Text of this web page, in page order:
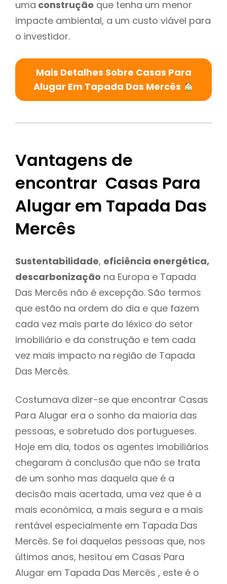
uma construção que tenha um menor
impacte ambiental, a um custo viável para
o investidor.
Mais Detalhes Sobre Casas Para
Alugar Em Tapada Das Mercês
Vantagens de
encontrar Casas Para
Alugar em Tapada Das
Mercês
Sustentabilidade, eficiência energética,
descarbonização na Europa e Tapada
Das Mercês não é excepção. São termos
que estão na ordem do dia e que fazem
cada vez mais parte do léxico do setor
imobiliário e da construção e tem cada
vez mais impacto na região de Tapada
Das Mercês.
Costumava dizer-se que encontrar Casas
Para Alugar era o sonho da maioria das
pessoas, e sobretudo dos portugueses.
Hoje em dia, todos os agentes imobiliários
chegaram à conclusão que não se trata
de um sonho mas daquela que é a
decisão mais acertada, uma vez que é a
mais económica, a mais segura e a mais
rentável especialmente em Tapada Das
Mercês. Se foi daquelas pessoas que, nos
últimos anos, hesitou em Casas Para
Alugar em Tapada Das Mercês , este é o